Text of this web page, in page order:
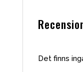
Det finns